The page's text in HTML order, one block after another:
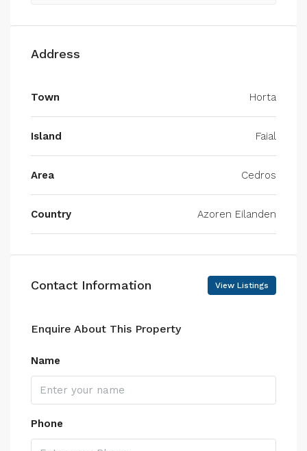
Address
Town Horta
Island Faial
Area Cedros
Country Azoren Eilanden
Contact Information View Listings
Enquire About This Property
Name
Phone